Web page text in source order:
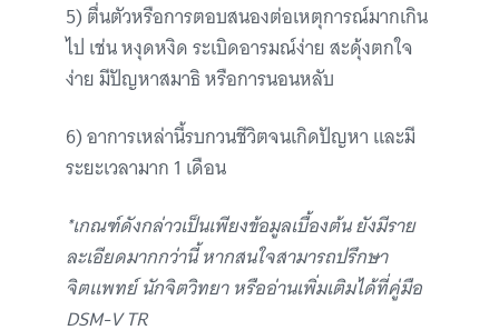
5) ตื่นตัวหรือการตอบสนองต่อเหตุการณ์มากเกิน
ไป เช่น หงุดหงิด ระเบิดอารมณ์ง่าย สะดุ้งตกใจ
ง่าย มีปัญหาสมาธิ หรือการนอนหลับ
6) อาการเหล่านี้รบกวนชีวิตจนเกิดปัญหา และมี
ระยะเวลามาก 1 เดือน
*เกณฑ์ดังกล่าวเป็นเพียงข้อมูลเบื้องต้น ยังมีราย
ละเอียดมากกว่านี้ หากสนใจสามารถปรึกษา
จิตแพทย์ นักจิตวิทยา หรืออ่านเพิ่มเติมได้ที่คู่มือ
DSM-V TR